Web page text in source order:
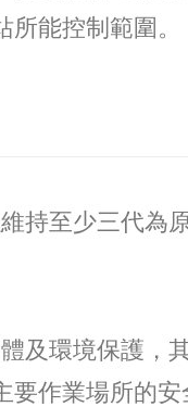
能控制範圍。
持至少三代為
及環境保護，
要作業場所的安